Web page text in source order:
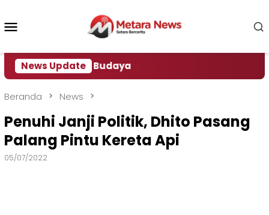
konten
News Update
Cagar Budaya
Beranda News
Penuhi Janji Politik, Dhito Pasang
Palang Pintu Kereta Api
05/07/2022